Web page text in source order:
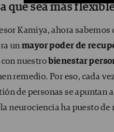
que sea más
Kamiya, ahora sabemos
unmayor poder de
con nuestrobienestar
remedio. Por eso, cada
de personas se apuntan
neurociencia ha puesto